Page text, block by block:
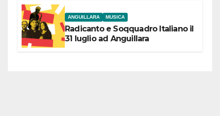
ANGUILLARA MUSICA
Radicanto e Soqquadro Italiano il
31 luglio ad Anguillara